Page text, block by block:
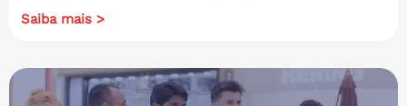
Saiba mais >